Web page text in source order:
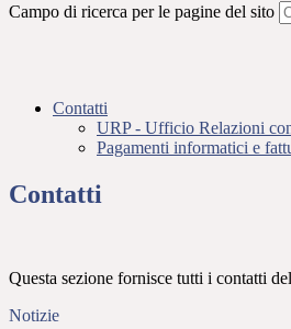
Campo di ricerca per le pagine del sito
Contatti
URP - Ufficio Relazioni
Pagamenti informatici e
Contatti
Questa sezione fornisce tutti i contatti
Notizie